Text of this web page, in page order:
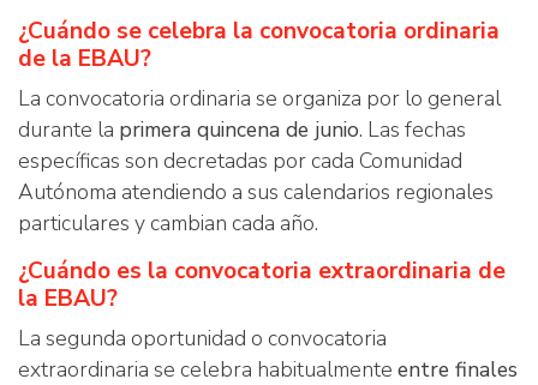
¿Cuándo se celebra la convocatoria ordinaria
de la EBAU?
La convocatoria ordinaria se organiza por lo general
durante la primera quincena de junio. Las fechas
específicas son decretadas por cada Comunidad
Autónoma atendiendo a sus calendarios regionales
particulares y cambian cada año.
¿Cuándo es la convocatoria extraordinaria de
la EBAU?
La segunda oportunidad o convocatoria
extraordinaria se celebra habitualmente entre finales